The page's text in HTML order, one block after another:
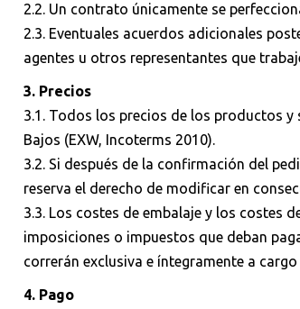
2.2. Un contrato únicamente se
2.3. Eventuales acuerdos adicionales
agentes u otros representantes que
3. Precios
3.1. Todos los precios de los productos y
Bajos (EXW, Incoterms 2010).
3.2. Si después de la confirmación del
reserva el derecho de modificar en
3.3. Los costes de embalaje y los costes
imposiciones o impuestos que deban
correrán exclusiva e íntegramente a
4. Pago